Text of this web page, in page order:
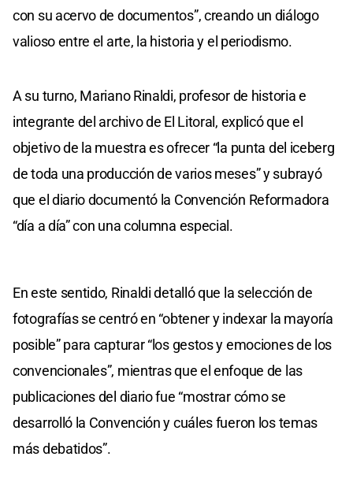
con su acervo de documentos”, creando un diálogo
valioso entre el arte, la historia y el periodismo.
A su turno, Mariano Rinaldi, profesor de historia e
integrante del archivo de El Litoral, explicó que el
objetivo de la muestra es ofrecer “la punta del iceberg
de toda una producción de varios meses” y subrayó
que el diario documentó la Convención Reformadora
“día a día” con una columna especial.
En este sentido, Rinaldi detalló que la selección de
fotografías se centró en “obtener y indexar la mayoría
posible” para capturar “los gestos y emociones de los
convencionales”, mientras que el enfoque de las
publicaciones del diario fue “mostrar cómo se
desarrolló la Convención y cuáles fueron los temas
más debatidos”.